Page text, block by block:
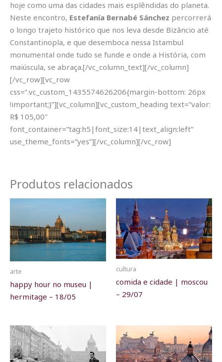
hoje como uma das cidades mais esplêndidas do planeta.
Neste encontro, Estefanía Bernabé Sánchez percorrerá
o longo trajeto histórico que nos leva desde Bizâncio até
Constantinopla, e que desemboca nessa Istambul
monumental onde tudo se funde e onde a História, com
maiúscula, se abraça.[/vc_column_text][/vc_column]
[/vc_row][vc_row
css=”.vc_custom_1435574626206{margin-bottom: 26px
!important;}”][vc_column][vc_custom_heading text=”valor:
R$ 105,00″
font_container=”tag:h5|font_size:14|text_align:left”
use_theme_fonts=”yes”][/vc_column][/vc_row]
Produtos relacionados
arte
happy hour no museu |
hermitage – 18/05
cultura
comida e cidade | moscou
– 29/07